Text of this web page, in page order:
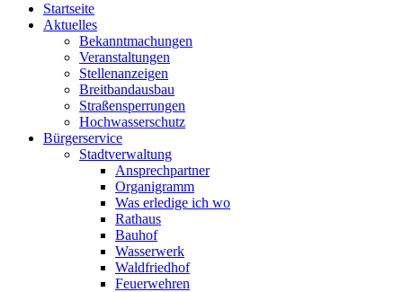
Startseite
Aktuelles
Bekanntmachungen
Veranstaltungen
Stellenanzeigen
Breitbandausbau
Straßensperrungen
Hochwasserschutz
Bürgerservice
Stadtverwaltung
Ansprechpartner
Organigramm
Was erledige ich wo
Rathaus
Bauhof
Wasserwerk
Waldfriedhof
Feuerwehren